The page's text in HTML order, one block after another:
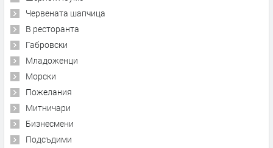
Червената шапчица
В ресторанта
Габровски
Младоженци
Морски
Пожелания
Митничари
Бизнесмени
Подсъдими